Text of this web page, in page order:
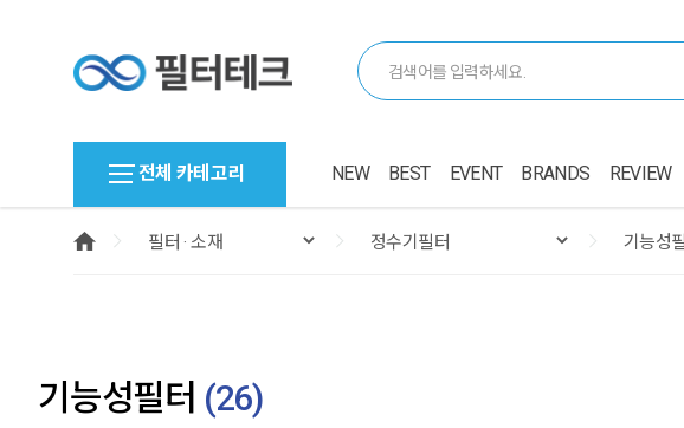
전체 카테고리 NEW BEST EVENT BRANDS REVIEW
기능성필터 (26)